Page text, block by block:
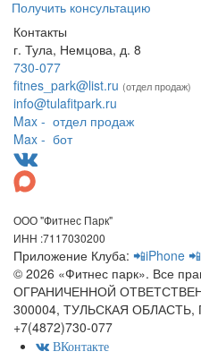
Получить консультацию
Контакты
г. Тула, Немцова, д. 8
730-077
fitnes_park@list.ru (отдел продаж)
info@tulafitpark.ru
Max - отдел продаж
Max - бот
ООО "Фитнес Парк"
ИНН :7117030200
Приложение Клуба: 📲iPhone
© 2026 «Фитнес парк». Все
ОГРАНИЧЕННОЙ
300004, ТУЛЬСКАЯ
+7(4872)730-077
ВКонтакте